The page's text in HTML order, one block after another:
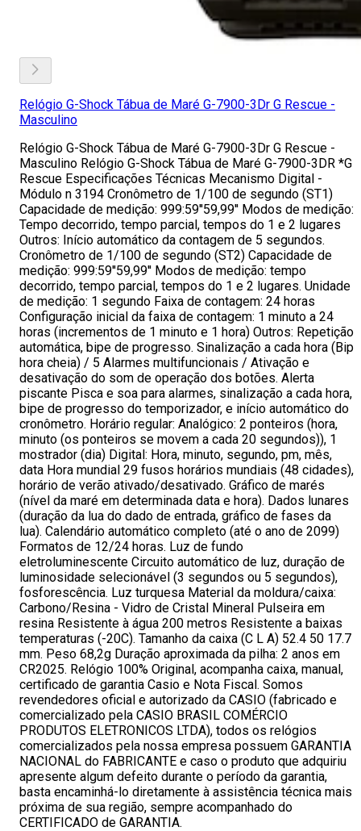
Relógio G-Shock Tábua de Maré G-7900-3Dr G Rescue -
Masculino
Relógio G-Shock Tábua de Maré G-7900-3Dr G Rescue -
Masculino Relógio G-Shock Tábua de Maré G-7900-3DR *G
Rescue Especificações Técnicas Mecanismo Digital -
Módulo n 3194 Cronômetro de 1/100 de segundo (ST1)
Capacidade de medição: 999:59''59,99'' Modos de medição:
Tempo decorrido, tempo parcial, tempos do 1 e 2 lugares
Outros: Início automático da contagem de 5 segundos.
Cronômetro de 1/100 de segundo (ST2) Capacidade de
medição: 999:59''59,99'' Modos de medição: tempo
decorrido, tempo parcial, tempos do 1 e 2 lugares. Unidade
de medição: 1 segundo Faixa de contagem: 24 horas
Configuração inicial da faixa de contagem: 1 minuto a 24
horas (incrementos de 1 minuto e 1 hora) Outros: Repetição
automática, bipe de progresso. Sinalização a cada hora (Bip
hora cheia) / 5 Alarmes multifuncionais / Ativação e
desativação do som de operação dos botões. Alerta
piscante Pisca e soa para alarmes, sinalização a cada hora,
bipe de progresso do temporizador, e início automático do
cronômetro. Horário regular: Analógico: 2 ponteiros (hora,
minuto (os ponteiros se movem a cada 20 segundos)), 1
mostrador (dia) Digital: Hora, minuto, segundo, pm, mês,
data Hora mundial 29 fusos horários mundiais (48 cidades),
horário de verão ativado/desativado. Gráfico de marés
(nível da maré em determinada data e hora). Dados lunares
(duração da lua do dado de entrada, gráfico de fases da
lua). Calendário automático completo (até o ano de 2099)
Formatos de 12/24 horas. Luz de fundo
eletroluminescente Circuito automático de luz, duração de
luminosidade selecionável (3 segundos ou 5 segundos),
fosforescência. Luz turquesa Material da moldura/caixa:
Carbono/Resina - Vidro de Cristal Mineral Pulseira em
resina Resistente à água 200 metros Resistente a baixas
temperaturas (-20C). Tamanho da caixa (C L A) 52.4 50 17.7
mm. Peso 68,2g Duração aproximada da pilha: 2 anos em
CR2025. Relógio 100% Original, acompanha caixa, manual,
certificado de garantia Casio e Nota Fiscal. Somos
revendedores oficial e autorizado da CASIO (fabricado e
comercializado pela CASIO BRASIL COMÉRCIO
PRODUTOS ELETRONICOS LTDA), todos os relógios
comercializados pela nossa empresa possuem GARANTIA
NACIONAL do FABRICANTE e caso o produto que adquiriu
apresente algum defeito durante o período da garantia,
basta encaminhá-lo diretamente à assistência técnica mais
próxima de sua região, sempre acompanhado do
CERTIFICADO de GARANTIA.